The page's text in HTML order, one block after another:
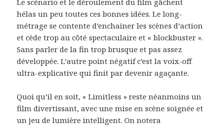
hélas un peu toutes ces bonnes idées. Le long-
métrage se contente d’enchainer les scènes d’action
et cède trop au côté spectaculaire et « blockbuster ».
Sans parler de la fin trop brusque et pas assez
développée. L’autre point négatif c’est la voix-off
ultra-explicative qui finit par devenir agaçante.
Quoi qu’il en soit, « Limitless » reste néanmoins un
film divertissant, avec une mise en scène soignée et
un jeu de lumière intelligent. On notera